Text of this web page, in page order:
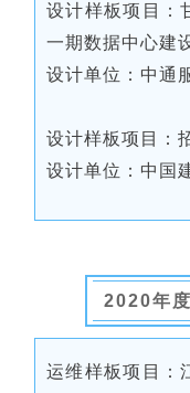
设计样板项目：
一期数据中心建
设计单位：中通
设计样板项目：
设计单位：中国
2020年
运维样板项目：